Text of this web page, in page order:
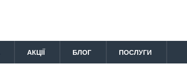
АКЦІЇ БЛОГ ПОСЛУГИ